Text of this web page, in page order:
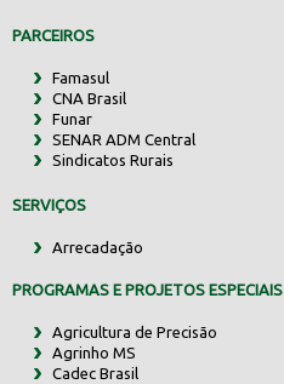
PARCEIROS
Famasul
CNA Brasil
Funar
SENAR ADM Central
Sindicatos Rurais
SERVIÇOS
Arrecadação
PROGRAMAS E PROJETOS ESPECIAIS
Agricultura de Precisão
Agrinho MS
Cadec Brasil